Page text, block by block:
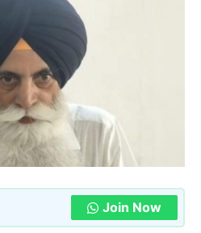
Join Now